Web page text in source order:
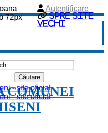
Spre site
vechi
Autentificare
COMUNEI